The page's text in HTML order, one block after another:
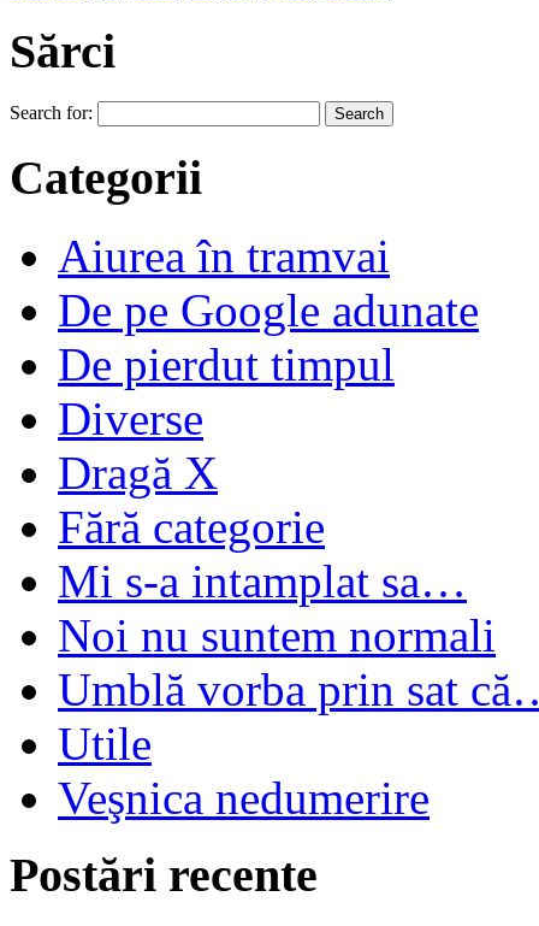
Sărci
Search for:
Categorii
Aiurea în tramvai
De pe Google adunate
De pierdut timpul
Diverse
Dragă X
Fără categorie
Mi s-a intamplat sa…
Noi nu suntem normali
Umblă vorba prin sat
Utile
Veşnica nedumerire
Postări recente